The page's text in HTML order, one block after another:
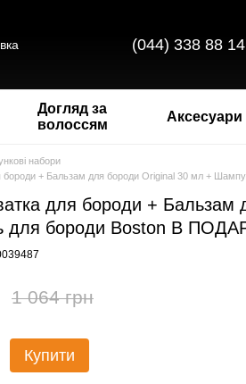
(044) 338 88 14
Догляд за
волоссям
Аксесуари
набори
бороди + Бальзам для бороди Original 30 мл +
для бороди +
для бороди Boston В
1 064 грн
Купити